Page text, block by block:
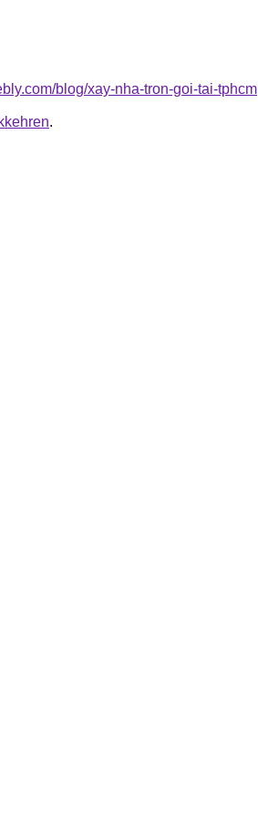
blog/xay-nha-tron-goi-tai-tphcm
.